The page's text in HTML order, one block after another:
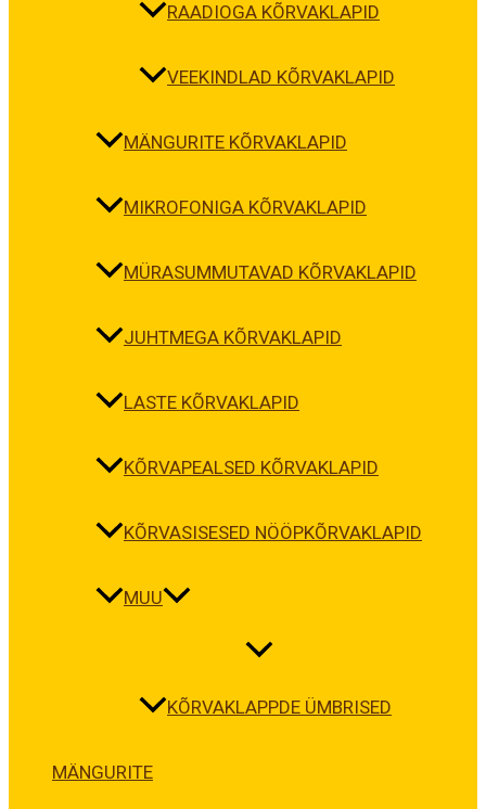
RAADIOGA KÕRVAKLAPID
VEEKINDLAD KÕRVAKLAPID
MÄNGURITE KÕRVAKLAPID
MIKROFONIGA KÕRVAKLAPID
MÜRASUMMUTAVAD KÕRVAKLAPID
JUHTMEGA KÕRVAKLAPID
LASTE KÕRVAKLAPID
KÕRVAPEALSED KÕRVAKLAPID
KÕRVASISESED NÖÖPKÕRVAKLAPID
MUU
KÕRVAKLAPPDE ÜMBRISED
MÄNGURITE